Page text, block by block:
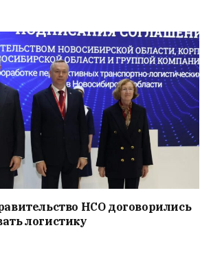
НСО договорились
логистику